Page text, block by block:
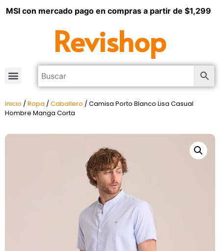
con mercado pago en compras a partir de $1,299
Revishop
Inicio / Ropa / Caballero / Camisa Porto Blanco Lisa Casual
Hombre Manga Corta